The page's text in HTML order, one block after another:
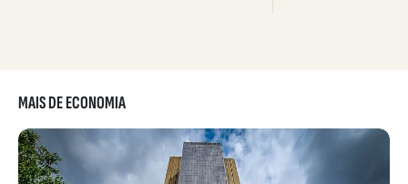
MAIS DE ECONOMIA